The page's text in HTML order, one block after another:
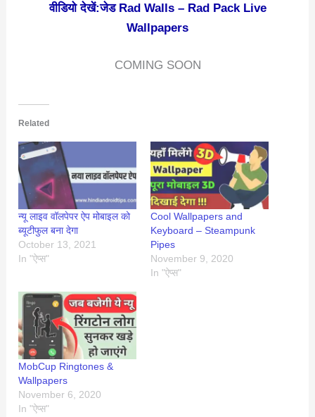
वीडियो देखें:जेड Rad Walls – Rad Pack Live
Wallpapers
COMING SOON
Related
न्यू लाइव वॉलपेपर ऐप मोबाइल को
ब्यूटीफुल बना देगा
October 13, 2021
In "ऐप्स"
Cool Wallpapers and
Keyboard – Steampunk
Pipes
November 9, 2020
In "ऐप्स"
MobCup Ringtones &
Wallpapers
November 6, 2020
In "ऐप्स"